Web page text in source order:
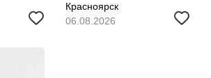
Красноярск
06.08.2026